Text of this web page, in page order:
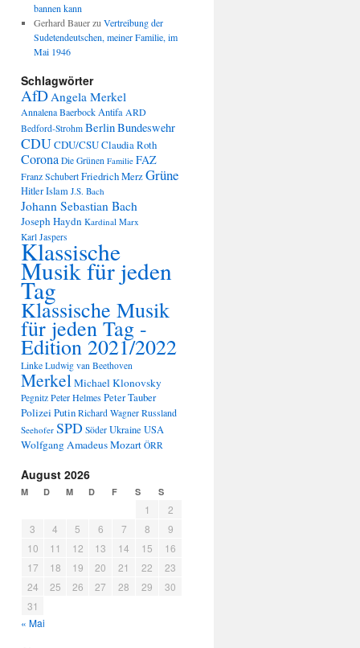
bannen kann
Gerhard Bauerzu Vertreibung der
Sudetendeutschen, meiner Familie, im
Mai 1946
Schlagwörter
AfDAngela Merkel
Annalena BaerbockAntifa ARD
Bedford-Strohm BerlinBundeswehr
CDUCDU/CSUClaudia Roth
Corona Die Grünen Familie FAZ
Franz SchubertFriedrich MerzGrüne
HitlerIslam J.S. Bach
Johann Sebastian Bach
Joseph Haydn Kardinal Marx
Karl Jaspers
Klassische
Musik für jeden
Tag
Klassische Musik
für jeden Tag -
Edition 2021/2022
Linke Ludwig van Beethoven
MerkelMichael Klonovsky
Pegnitz Peter HelmesPeter Tauber
PolizeiPutin Richard Wagner Russland
Seehofer SPD Söder Ukraine USA
Wolfgang Amadeus Mozart ÖRR
August 2026
M D M D F S S
1
2
3
4 5 6 7 8
9
10
11 12 13 14 15
16
17
18 19 20 21 22
23
24
25 26 27 28 29
30
31
« Mai